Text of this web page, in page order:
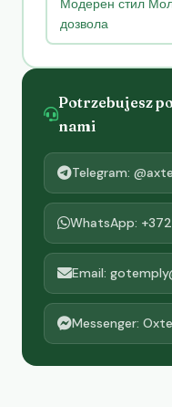
Модерен стил
дозвола
Potrzebujesz
nami
Telegram:
WhatsApp:
Email:
Messenger: